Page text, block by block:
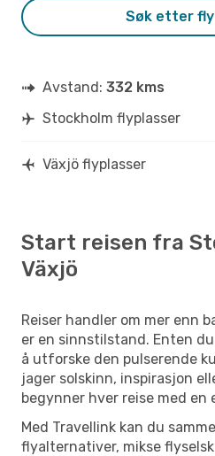
Søk etter
Avstand: 332 kms
Stockholm flyplasser
Växjö flyplasser
Start reisen fra
Växjö
Reiser handler om mer enn
er en sinnstilstand. Enten
å utforske den pulserende
jager solskinn, inspirasjon
begynner hver reise med en
Med Travellink kan du
flyalternativer, mikse